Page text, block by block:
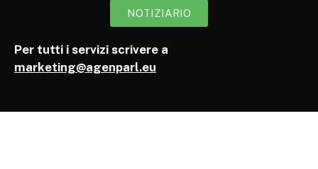
NOTIZIARIO
Per tutti i servizi scrivere a
marketing@agenparl.eu